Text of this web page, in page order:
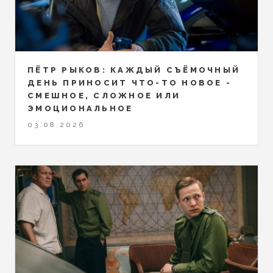
ПЁТР РЫКОВ: КАЖДЫЙ СЪЁМОЧНЫЙ
ДЕНЬ ПРИНОСИТ ЧТО-ТО НОВОЕ -
СМЕШНОЕ, СЛОЖНОЕ ИЛИ
ЭМОЦИОНАЛЬНОЕ
03.08.2026